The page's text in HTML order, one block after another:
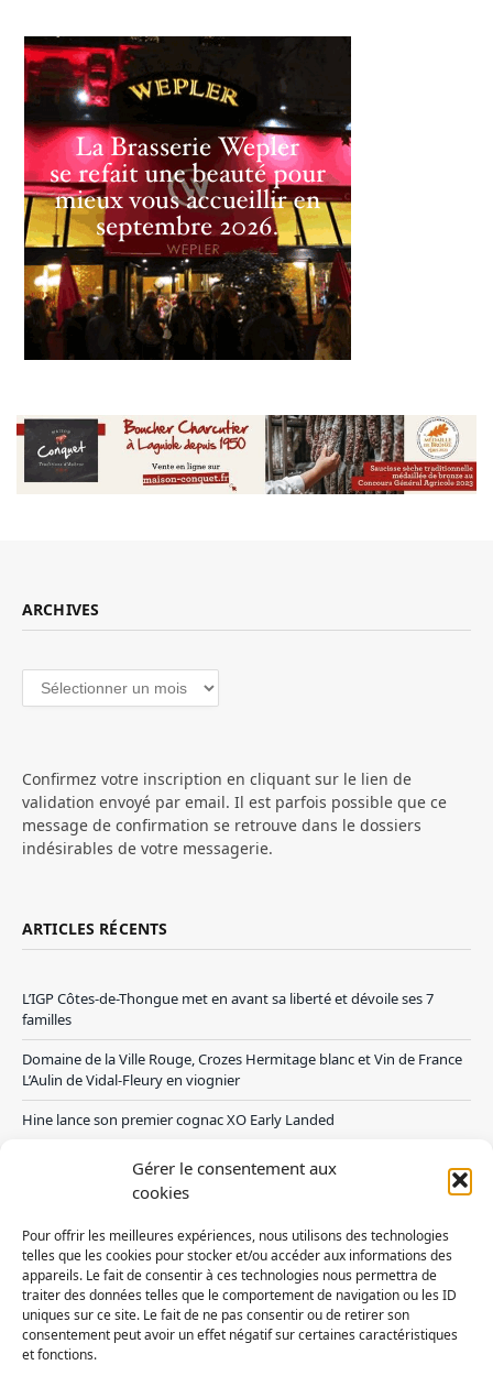
Gérer le consentement aux
cookies
Pour offrir les meilleures expériences, nous utilisons des technologies
telles que les cookies pour stocker et/ou accéder aux informations des
appareils. Le fait de consentir à ces technologies nous permettra de
traiter des données telles que le comportement de navigation ou les ID
uniques sur ce site. Le fait de ne pas consentir ou de retirer son
consentement peut avoir un effet négatif sur certaines caractéristiques
et fonctions.
ARCHIVES
Archives
Confirmez votre inscription en cliquant sur le lien de
validation envoyé par email. Il est parfois possible que ce
message de confirmation se retrouve dans le dossiers
indésirables de votre messagerie.
ARTICLES RÉCENTS
L’IGP Côtes-de-Thongue met en avant sa liberté et dévoile ses 7
familles
Domaine de la Ville Rouge, Crozes Hermitage blanc et Vin de France
L’Aulin de Vidal-Fleury en viognier
Hine lance son premier cognac XO Early Landed
Canicule : A quand le CHR à « l’heure espagnole » ?
Sélection de rosés 2026
L'abus d'alcool est dangereux pour la santé. Sachez